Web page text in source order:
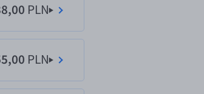
PLN
PLN